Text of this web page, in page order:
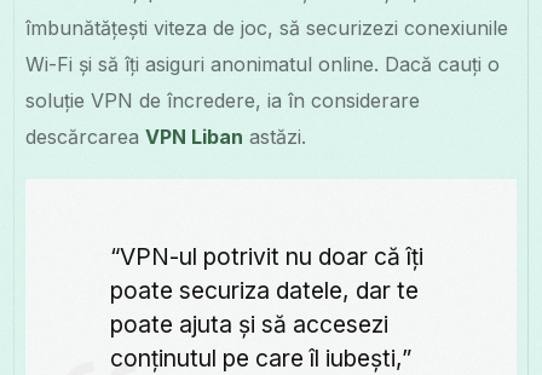
îmbunătățești viteza de joc, să securizezi conexiunile
Wi-Fi și să îți asiguri anonimatul online. Dacă cauți o
soluție VPN de încredere, ia în considerare
descărcareaVPN Liban astăzi.
“VPN-ul potrivit nu doar că îți
poate securiza datele, dar te
poate ajuta și să accesezi
conținutul pe care îl iubești,”